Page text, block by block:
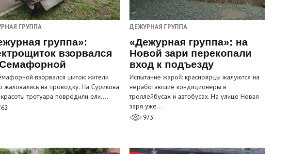
ГРУППА
группа»:
взорвался
взорвался щиток: жители
жаловались на проводку. На Сурикова
тротуара повредили ели.…
ДЕЖУРНАЯ ГРУППА
«Дежурная группа»: на
Новой зари перекопали
вход к подъезду
Испытание жарой: красноярцы жалуются на
неработающие кондиционеры в
троллейбусах и автобусах. На улице Новая
заря уже…
973